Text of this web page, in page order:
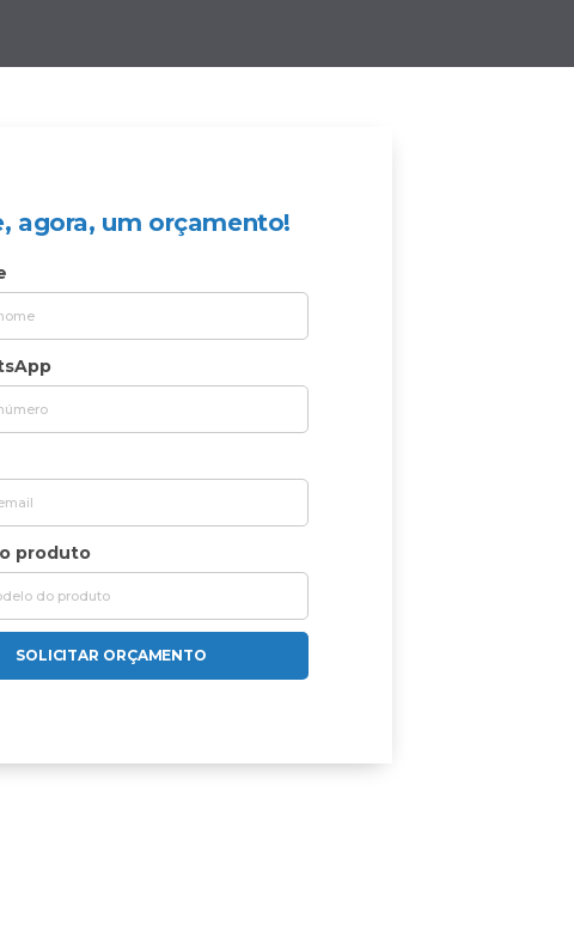
agora, um orçamento!
produto
SOLICITAR ORÇAMENTO